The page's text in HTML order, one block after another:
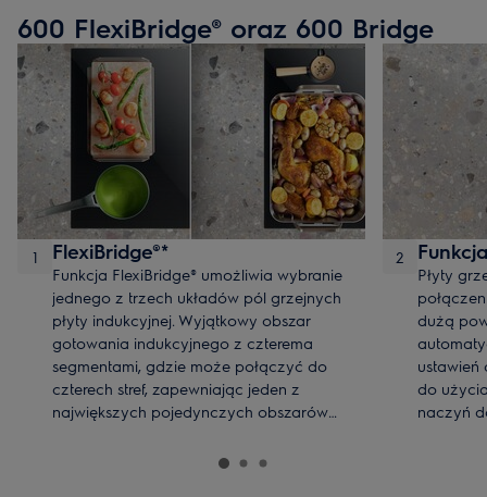
600 FlexiBridge® oraz 600 Bridge
1 FlexiBridge®*
Funkcja FlexiBridge® umożliwia wybranie
jednego z trzech układów pól grzejnych
płyty indukcyjnej. Wyjątkowy obszar
gotowania indukcyjnego z czterema
segmentami, gdzie może połączyć do
czterech stref, zapewniając jeden z
największych pojedynczych obszarów
jednorodnym rozłożeniem ciepła.
2
Płyty
dużą
ustawień
do
naczyń